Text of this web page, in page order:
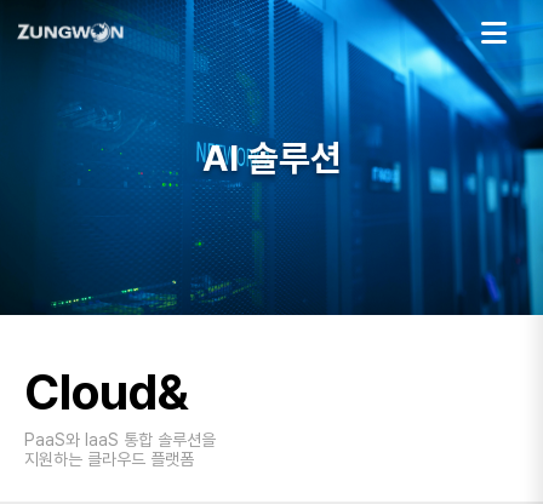
AI 솔루션
Cloud&
PaaS와 IaaS 통합 솔루션을
지원하는 클라우드 플랫폼